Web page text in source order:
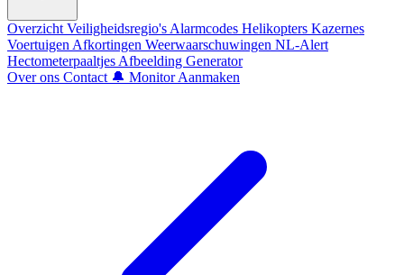
Overzicht Veiligheidsregio's Alarmcodes Helikopters Kazernes
Voertuigen Afkortingen Weerwaarschuwingen NL-Alert
Hectometerpaaltjes Afbeelding Generator
Over ons Contact 🔔 Monitor Aanmaken